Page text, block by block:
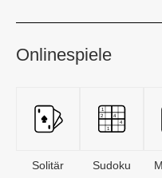
Onlinespiele
Solitär Sudoku